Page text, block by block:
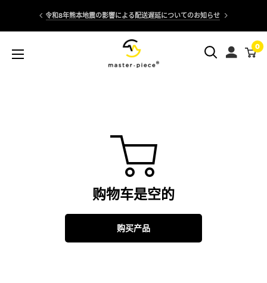
令和8年熊本地震の影響による配送遅延についてのお知らせ
0
购物车是空的
购买产品